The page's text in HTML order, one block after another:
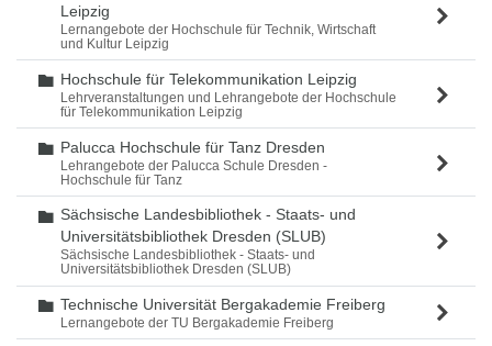
Leipzig
Lernangebote der Hochschule für Technik, Wirtschaft
und Kultur Leipzig
Ordner
Hochschule für Telekommunikation Leipzig
Lehrveranstaltungen und Lehrangebote der Hochschule
für Telekommunikation Leipzig
Ordner
Palucca Hochschule für Tanz Dresden
Lehrangebote der Palucca Schule Dresden -
Hochschule für Tanz
Ordner
Sächsische Landesbibliothek - Staats- und
Universitätsbibliothek Dresden (SLUB)
Sächsische Landesbibliothek - Staats- und
Universitätsbibliothek Dresden (SLUB)
Ordner
Technische Universität Bergakademie Freiberg
Lernangebote der TU Bergakademie Freiberg